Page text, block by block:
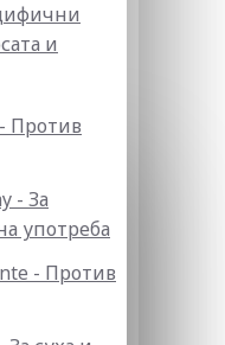
и
Против
- За
употреба
- Против